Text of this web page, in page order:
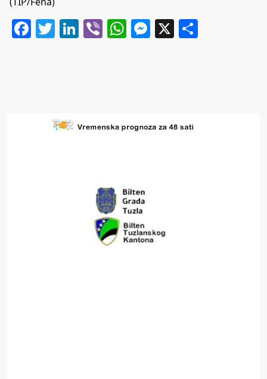
Facebook
Twitter
LinkedIn
ViberWhatsApp
Messenger
X